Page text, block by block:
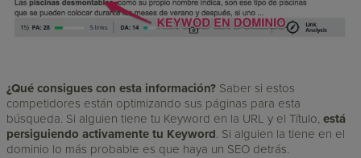
¿Qué consigues con esta información? Saber si estos
competidores están optimizando sus páginas para esta
búsqueda. Si alguien tiene tu Keyword en la URL y el Título,está
persiguiendo activamente tu Keyword. Si alguien la tiene en el
dominio lo más probable es que haya un SEO detrás.